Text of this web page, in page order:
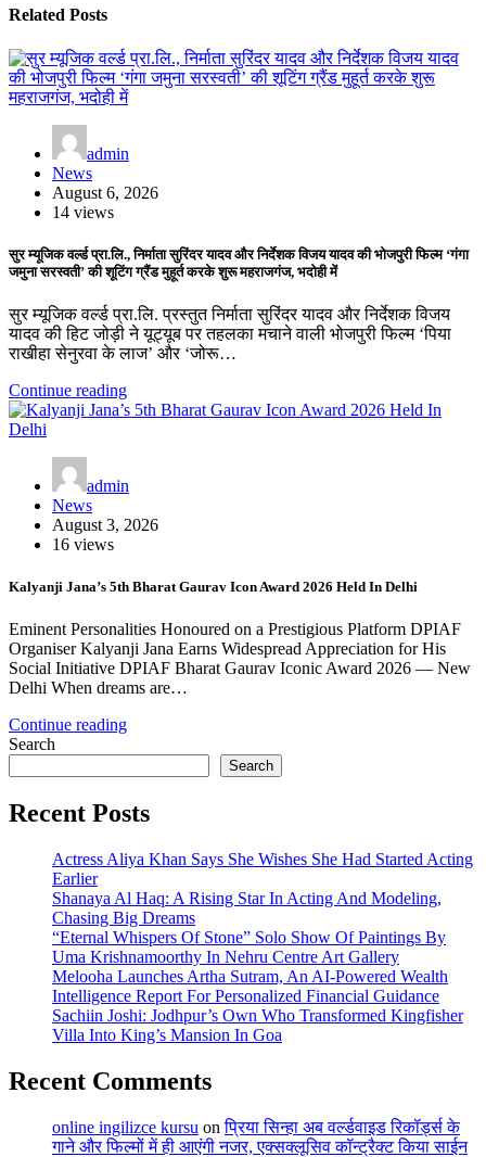
Related Posts
admin
News
August 6, 2026
14 views
सुर म्यूजिक वर्ल्ड प्रा.लि., निर्माता सुरिंदर यादव और निर्देशक विजय यादव की भोजपुरी फिल्म ‘गंगा
जमुना सरस्वती’ की शूटिंग ग्रैंड मुहूर्त करके शुरू महराजगंज, भदोही में
सुर म्यूजिक वर्ल्ड प्रा.लि. प्रस्तुत निर्माता सुरिंदर यादव और निर्देशक विजय
यादव की हिट जोड़ी ने यूट्यूब पर तहलका मचाने वाली भोजपुरी फिल्म ‘पिया
राखीहा सेनुरवा के लाज’ और ‘जोरू…
Continue reading
admin
News
August 3, 2026
16 views
Kalyanji Jana’s 5th Bharat Gaurav Icon Award 2026 Held In Delhi
Eminent Personalities Honoured on a Prestigious Platform DPIAF
Organiser Kalyanji Jana Earns Widespread Appreciation for His
Social Initiative DPIAF Bharat Gaurav Iconic Award 2026 — New
Delhi When dreams are…
Continue reading
Search
Search
Recent Posts
Actress Aliya Khan Says She Wishes She Had Started Acting
Earlier
Shanaya Al Haq: A Rising Star In Acting And Modeling,
Chasing Big Dreams
“Eternal Whispers Of Stone” Solo Show Of Paintings By
Uma Krishnamoorthy In Nehru Centre Art Gallery
Melooha Launches Artha Sutram, An AI-Powered Wealth
Intelligence Report For Personalized Financial Guidance
Sachiin Joshi: Jodhpur’s Own Who Transformed Kingfisher
Villa Into King’s Mansion In Goa
Recent Comments
online ingilizce kursu onप्रिया सिन्हा अब वर्ल्डवाइड रिकॉर्ड्स के
गाने और फिल्मों में ही आएंगी नजर, एक्सक्लूसिव कॉन्ट्रैक्ट किया साईन